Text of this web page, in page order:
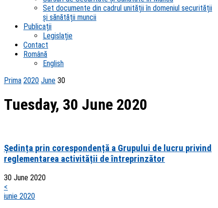
Set documente din cadrul unității în domeniul securității
și sănătății muncii
Publicații
Legislație
Contact
Română
English
Prima 2020 June 30
Tuesday, 30 June 2020
Ședința prin corespondență a Grupului de lucru privind
reglementarea activității de întreprinzător
30 June 2020
<
iunie 2020